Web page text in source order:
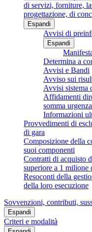
di servizi, forniture,
progettazione, di
Espandi
Avvisi di
Espandi
Determina a
Avvisi e Bandi
Avviso sui
Avvisi sistema
Affidamenti
somma
Informazioni
Provvedimenti di
di gara
Composizione della
suoi componenti
Contratti di acquisto
superiore a 1 milione
Resoconti della
della loro esecuzione
Sovvenzioni, contributi,
Espandi
Criteri e modalità